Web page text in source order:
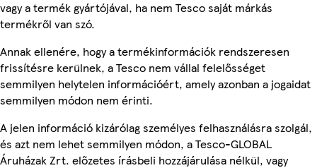
vagy a termék gyártójával, ha nem Tesco saját márkás
termékről van szó.
Annak ellenére, hogy a termékinformációk rendszeresen
frissítésre kerülnek, a Tesco nem vállal felelősséget
semmilyen helytelen információért, amely azonban a jogaidat
semmilyen módon nem érinti.
A jelen információ kizárólag személyes felhasználásra szolgál,
és azt nem lehet semmilyen módon, a Tesco-GLOBAL
Áruházak Zrt. előzetes írásbeli hozzájárulása nélkül, vagy